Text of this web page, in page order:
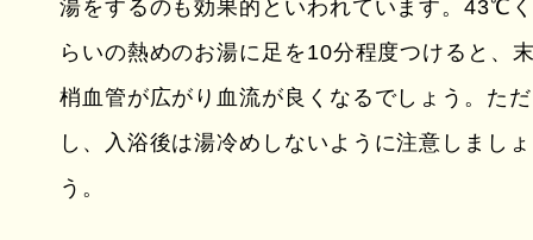
湯をするのも効果的といわれています。43℃く
らいの熱めのお湯に足を10分程度つけると、
梢血管が広がり血流が良くなるでしょう。ただ
し、入浴後は湯冷めしないように注意しましょ
う。